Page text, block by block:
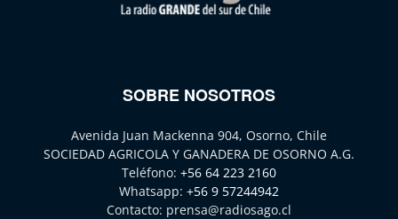
SOBRE NOSOTROS
Avenida Juan Mackenna 904, Osorno, Chile
SOCIEDAD AGRICOLA Y GANADERA DE OSORNO A.G.
Teléfono: +56 64 223 2160
Whatsapp: +56 9 57244942
Contacto: prensa@radiosago.cl